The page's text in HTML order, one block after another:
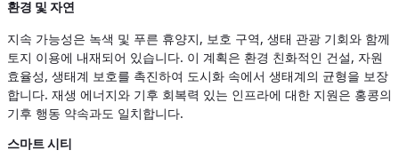
환경 및 자연
지속 가능성은 녹색 및 푸른 휴양지, 보호 구역, 생태 관광 기회와 함께
토지 이용에 내재되어 있습니다. 이 계획은 환경 친화적인 건설, 자원
효율성, 생태계 보호를 촉진하여 도시화 속에서 생태계의 균형을 보장
합니다. 재생 에너지와 기후 회복력 있는 인프라에 대한 지원은 홍콩의
기후 행동 약속과도 일치합니다.
스마트 시티